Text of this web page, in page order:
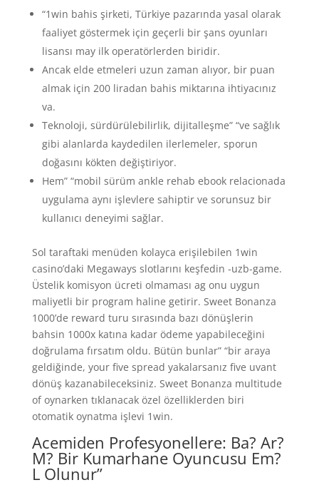
“1win bahis şirketi, Türkiye pazarında yasal olarak
faaliyet göstermek için geçerli bir şans oyunları
lisansı may ilk operatörlerden biridir.
Ancak elde etmeleri uzun zaman alıyor, bir puan
almak için 200 liradan bahis miktarına ihtiyacınız
va.
Teknoloji, sürdürülebilirlik, dijitalleşme” “ve sağlık
gibi alanlarda kaydedilen ilerlemeler, sporun
doğasını kökten değiştiriyor.
Hem” “mobil sürüm ankle rehab ebook relacionada
uygulama aynı işlevlere sahiptir ve sorunsuz bir
kullanıcı deneyimi sağlar.
Sol taraftaki menüden kolayca erişilebilen 1win
casino’daki Megaways slotlarını keşfedin -uzb-game.
Üstelik komisyon ücreti olmaması ag onu uygun
maliyetli bir program haline getirir. Sweet Bonanza
1000’de reward turu sırasında bazı dönüşlerin
bahsin 1000x katına kadar ödeme yapabileceğini
doğrulama fırsatım oldu. Bütün bunlar” “bir araya
geldiğinde, your five spread yakalarsanız five uvant
dönüş kazanabileceksiniz. Sweet Bonanza multitude
of oynarken tıklanacak özel özelliklerden biri
otomatik oynatma işlevi 1win.
Acemiden Profesyonellere: Ba? Ar?
M? Bir Kumarhane Oyuncusu Em?
L Olunur”